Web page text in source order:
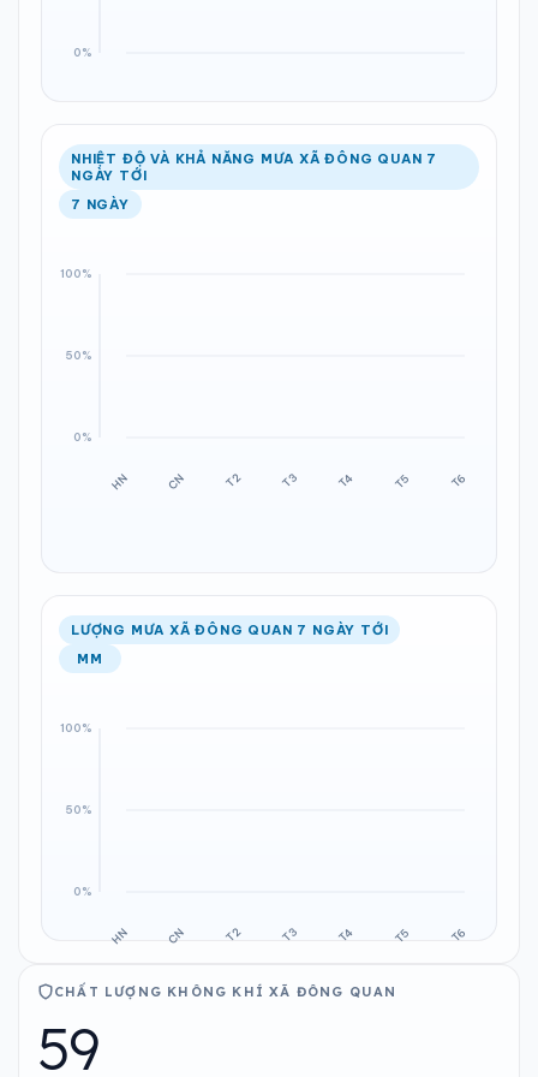
NHIỆT ĐỘ VÀ KHẢ NĂNG MƯA XÃ ĐÔNG QUAN 7
NGÀY TỚI
7 NGÀY
LƯỢNG MƯA XÃ ĐÔNG QUAN 7 NGÀY TỚI
MM
CHẤT LƯỢNG KHÔNG KHÍ XÃ ĐÔNG QUAN
59